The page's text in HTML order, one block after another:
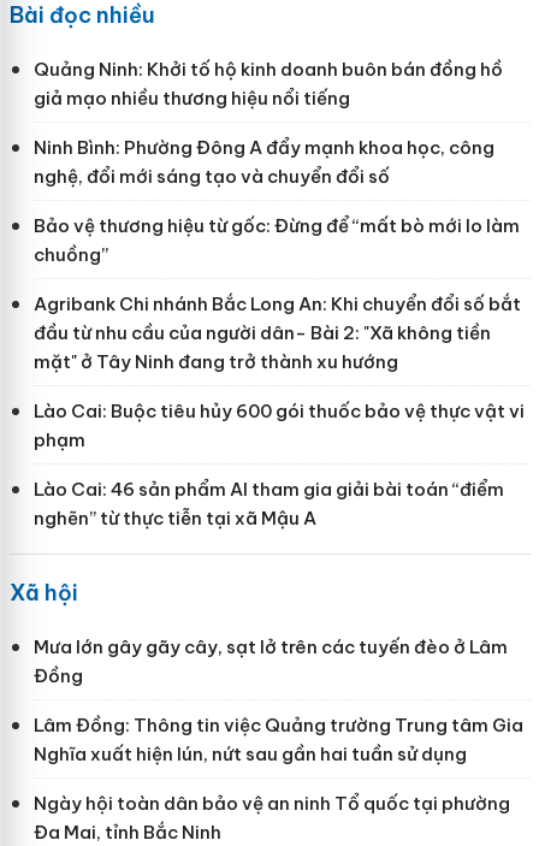
Bài đọc nhiều
Quảng Ninh: Khởi tố hộ kinh doanh buôn bán đồng hồ
giả mạo nhiều thương hiệu nổi tiếng
Ninh Bình: Phường Đông A đẩy mạnh khoa học, công
nghệ, đổi mới sáng tạo và chuyển đổi số
Bảo vệ thương hiệu từ gốc: Đừng để “mất bò mới lo làm
chuồng”
Agribank Chi nhánh Bắc Long An: Khi chuyển đổi số bắt
đầu từ nhu cầu của người dân- Bài 2: "Xã không tiền
mặt" ở Tây Ninh đang trở thành xu hướng
Lào Cai: Buộc tiêu hủy 600 gói thuốc bảo vệ thực vật vi
phạm
Lào Cai: 46 sản phẩm AI tham gia giải bài toán “điểm
nghẽn” từ thực tiễn tại xã Mậu A
Xã hội
Mưa lớn gây gãy cây, sạt lở trên các tuyến đèo ở Lâm
Đồng
Lâm Đồng: Thông tin việc Quảng trường Trung tâm Gia
Nghĩa xuất hiện lún, nứt sau gần hai tuần sử dụng
Ngày hội toàn dân bảo vệ an ninh Tổ quốc tại phường
Đa Mai, tỉnh Bắc Ninh